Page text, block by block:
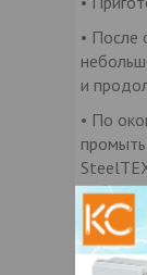
• После
и
• По
набор
водой.